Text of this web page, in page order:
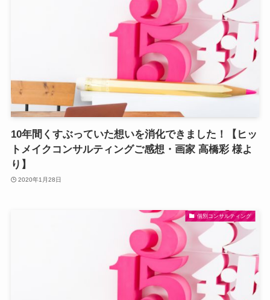
10年間くすぶっていた想いを消化できました！【ヒッ
トメイクコンサルティングご感想・画家 高橋彩 様よ
り】
2020年1月28日
個別コンサルティング